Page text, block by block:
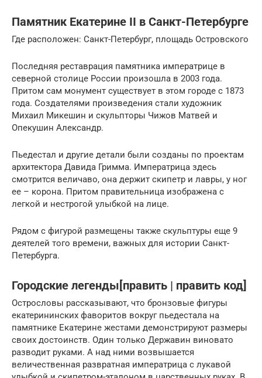
Памятник Екатерине II в Санкт-Петербурге
Где расположен: Санкт-Петербург, площадь Островского
Последняя реставрация памятника императрице в
северной столице России произошла в 2003 года.
Притом сам монумент существует в этом городе с 1873
года. Создателями произведения стали художник
Михаил Микешин и скульпторы Чижов Матвей и
Опекушин Александр.
Пьедестал и другие детали были созданы по проектам
архитектора Давида Гримма. Императрица здесь
смотрится величаво, она держит скипетр и лавры, у ног
ее – корона. Притом правительница изображена с
легкой и нестрогой улыбкой на лице.
Рядом с фигурой размещены также скульптуры еще 9
деятелей того времени, важных для истории Санкт-
Петербурга.
Городские легенды[править | править код]
Острословы рассказывают, что бронзовые фигуры
екатерининских фаворитов вокруг пьедестала на
памятнике Екатерине жестами демонстрируют размеры
своих достоинств. Один только Державин виновато
разводит руками. А над ними возвышается
величественная развратная императрица с лукавой